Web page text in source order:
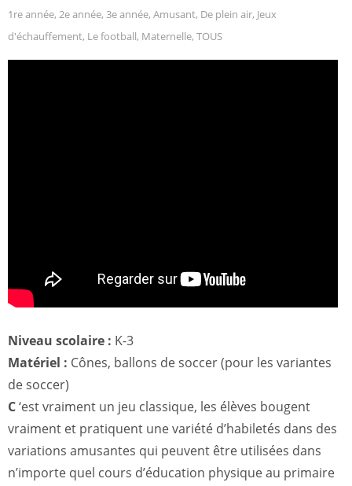
1re année, 2e année, 3e année, Amusant, De plein air, Jeux
d'échauffement, Le football, Maternelle, TOUS
Niveau scolaire : K-3
Matériel : Cônes, ballons de soccer (pour les variantes
de soccer)
C‘est vraiment un jeu classique, les élèves bougent
vraiment et pratiquent une variété d’habiletés dans des
variations amusantes qui peuvent être utilisées dans
n’importe quel cours d’éducation physique au primaire